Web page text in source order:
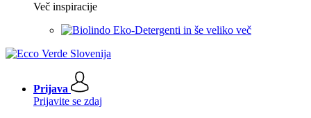
Več inspiracije
Eko-Detergenti in še veliko več
Prijava
Prijavite se zdaj